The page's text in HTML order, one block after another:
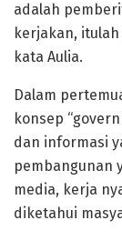
adalah
kerjakan,
kata Aulia.
Dalam
konsep
dan informasi
pembangunan
media, kerja
diketahui